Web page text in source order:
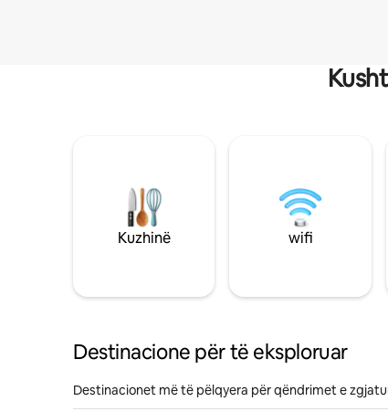
Kuzhinë wifi
Destinacione për të eksploruar
Destinacionet më të pëlqyera për qëndrimet e